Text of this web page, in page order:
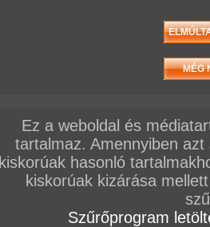
Ez a weboldal és
tartalmaz. Amennyiben
kiskorúak hasonló
kiskorúak kizárása
Szűrőprogram